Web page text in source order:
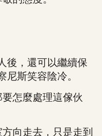
，還可以繼續保
尼斯笑容陰冷。
怎麼處理這傢伙
向走去，只是走到